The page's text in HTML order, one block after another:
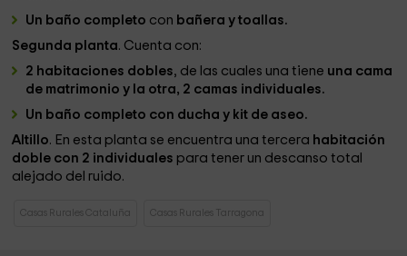
Un baño completo con bañera y toallas.
Segunda planta. Cuenta con:
2 habitaciones dobles, de las cuales una tiene una cama
de matrimonio y la otra, 2 camas individuales.
Un baño completo con ducha y kit de aseo.
Altillo. En esta planta se encuentra una tercera habitación
doble con 2 individuales para tener un descanso total
alejado del ruido.
Casas Rurales Cataluña Casas Rurales Tarragona